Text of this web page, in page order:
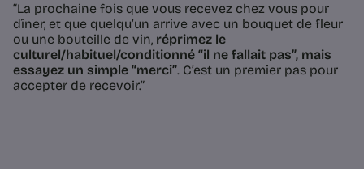
“La prochaine fois que vous recevez chez vous pour
dîner, et que quelqu’un arrive avec un bouquet de fleur
ou une bouteille de vin, réprimez le
culturel/habituel/conditionné “il ne fallait pas”, mais
essayez un simple “merci”. C’est un premier pas pour
accepter de recevoir.”